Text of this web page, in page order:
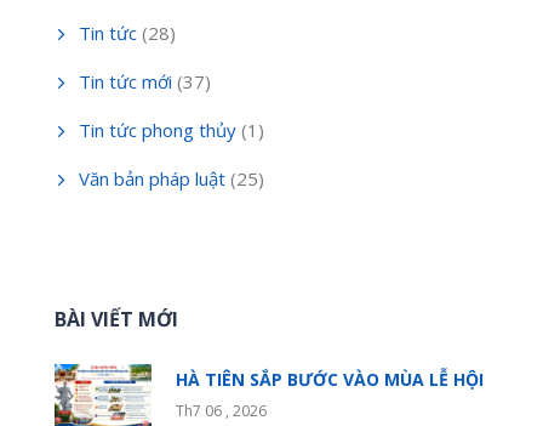
Tin tức (28)
Tin tức mới (37)
Tin tức phong thủy (1)
Văn bản pháp luật (25)
BÀI VIẾT MỚI
HÀ TIÊN SẮP BƯỚC VÀO MÙA LỄ HỘI
Th7 06 , 2026